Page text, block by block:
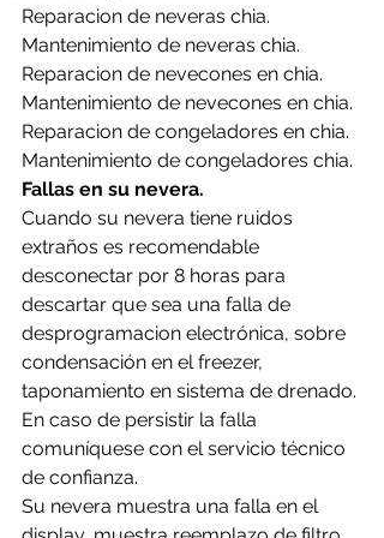
Reparacion de neveras chia.
Mantenimiento de neveras chia.
Reparacion de nevecones en chia.
Mantenimiento de nevecones en chia.
Reparacion de congeladores en chia.
Mantenimiento de congeladores chia.
Fallas en su nevera.
Cuando su nevera tiene ruidos
extraños es recomendable
desconectar por 8 horas para
descartar que sea una falla de
desprogramacion electrónica, sobre
condensación en el freezer,
taponamiento en sistema de drenado.
En caso de persistir la falla
comuníquese con el servicio técnico
de confianza.
Su nevera muestra una falla en el